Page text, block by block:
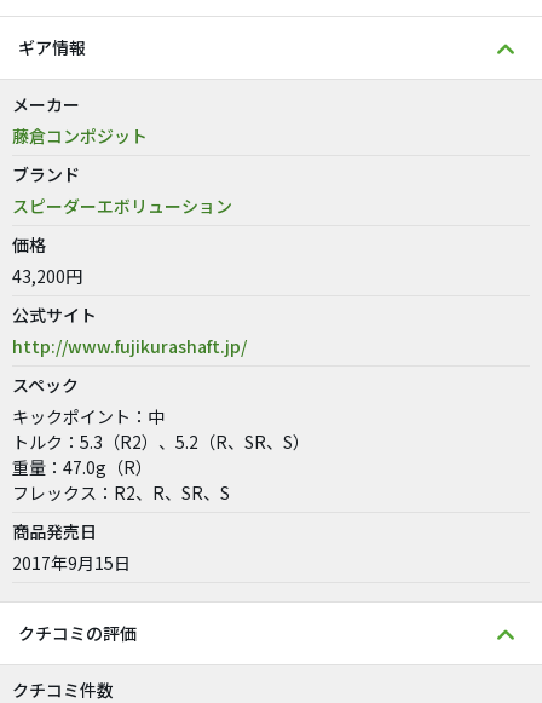
ギア情報
メーカー
藤倉コンポジット
ブランド
スピーダーエボリューション
価格
43,200円
公式サイト
http://www.fujikurashaft.jp/
スペック
キックポイント：中
トルク：5.3（R2）、5.2（R、SR、S）
重量：47.0g（R）
フレックス：R2、R、SR、S
商品発売日
2017年9月15日
クチコミの評価
クチコミ件数